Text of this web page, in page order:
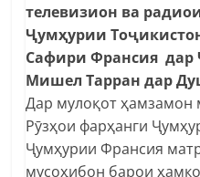
телевизион ва
Ҷумҳурии
Сафири Франсия дар
Мишел Тарран дар
Дар мулоқот ҳамзамон
Рӯзҳои фарҳанги
Ҷумҳурии Франсия
мусоҳибон барои